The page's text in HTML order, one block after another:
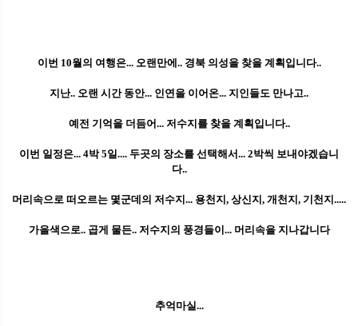
이번 10월의 여행은... 오랜만에.. 경북 의성을 찾을 계획입니다..
지난.. 오랜 시간 동안... 인연을 이어온... 지인들도 만나고..
예전 기억을 더듬어... 저수지를 찾을 계획입니다..
이번 일정은... 4박 5일.... 두곳의 장소를 선택해서... 2박씩 보내야겠습니
다..
머리속으로 떠오르는 몇군데의 저수지... 용천지, 상신지, 개천지, 기천지.....
가을색으로.. 곱게 물든.. 저수지의 풍경들이... 머리속을 지나갑니다
추억마실...